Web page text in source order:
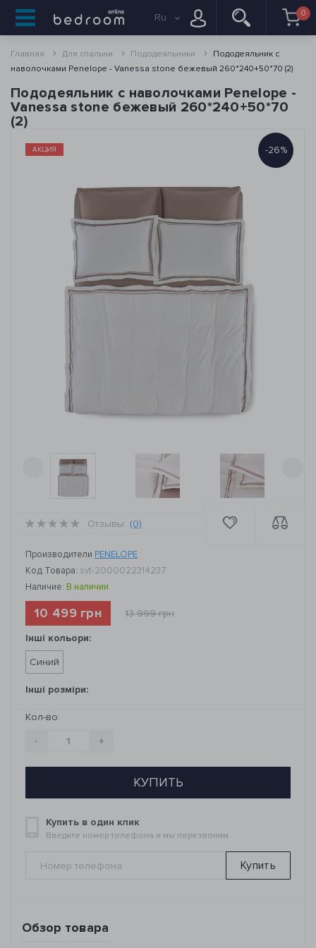
Ru 0
Главная Для спальни Пододеяльники
Пододеяльник с
наволочками Penelope - Vanessa stone бежевый 260*240+50*70 (2)
Пододеяльник с наволочками Penelope -
Vanessa stone бежевый 260*240+50*70
(2)
-26%
АКЦИЯ
Отзывы: (0)
Производители PENELOPE
Код Товара: svt-2000022314237
Наличие: В наличии
10 499 грн 13 999 грн
Інші кольори:
Синий
Інші розміри:
Кол-во:
- +
КУПИТЬ
Купить в один клик
Введите номер телефона и мы перезвоним
Купить
Обзор товара